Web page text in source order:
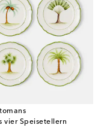
vier Speisetellern
price